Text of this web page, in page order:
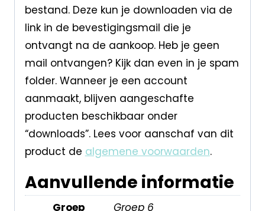
bestand. Deze kun je downloaden via de
link in de bevestigingsmail die je
ontvangt na de aankoop. Heb je geen
mail ontvangen? Kijk dan even in je spam
folder. Wanneer je een account
aanmaakt, blijven aangeschafte
producten beschikbaar onder
“downloads”. Lees voor aanschaf van dit
product de algemene voorwaarden.
Aanvullende informatie
Groep Groep 6